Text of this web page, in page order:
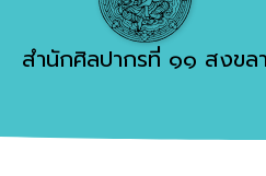
สำนักศิลปากรที่ ๑๑ สงขลา